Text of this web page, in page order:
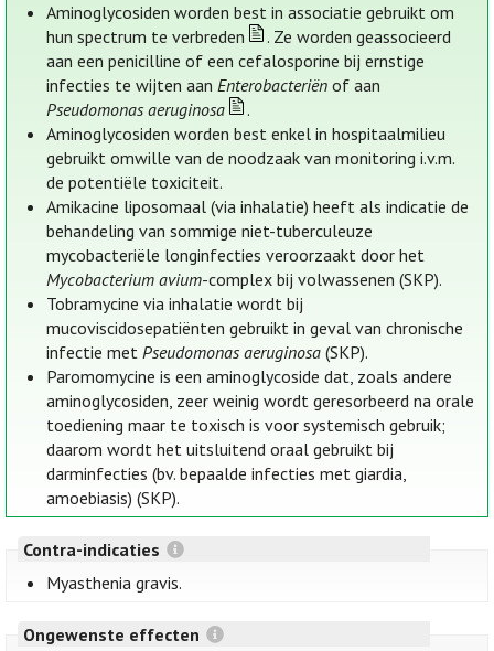
Aminoglycosiden worden best in associatie gebruikt om
hun spectrum te verbreden
. Ze worden geassocieerd
aan een penicilline of een cefalosporine bij ernstige
infecties te wijten aanEnterobacteriën of aan
Pseudomonas aeruginosa
.
Aminoglycosiden worden best enkel in hospitaalmilieu
gebruikt omwille van de noodzaak van monitoring i.v.m.
de potentiële toxiciteit.
Amikacine liposomaal (via inhalatie) heeft als indicatie de
behandeling van sommige niet-tuberculeuze
mycobacteriële longinfecties veroorzaakt door het
Mycobacterium avium-complex bij volwassenen (SKP).
Tobramycine via inhalatie wordt bij
mucoviscidosepatiënten gebruikt in geval van chronische
infectie metPseudomonas aeruginosa (SKP).
Paromomycine is een aminoglycoside dat, zoals andere
aminoglycosiden, zeer weinig wordt geresorbeerd na orale
toediening maar te toxisch is voor systemisch gebruik;
daarom wordt het uitsluitend oraal gebruikt bij
darminfecties (bv. bepaalde infecties met giardia,
amoebiasis) (SKP).
Contra-indicaties
Myasthenia gravis.
Ongewenste effecten